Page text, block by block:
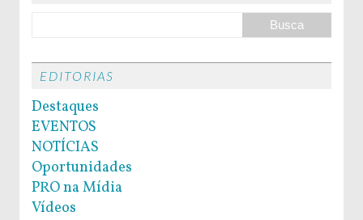
EDITORIAS
Destaques
EVENTOS
NOTÍCIAS
Oportunidades
PRO na Mídia
Vídeos